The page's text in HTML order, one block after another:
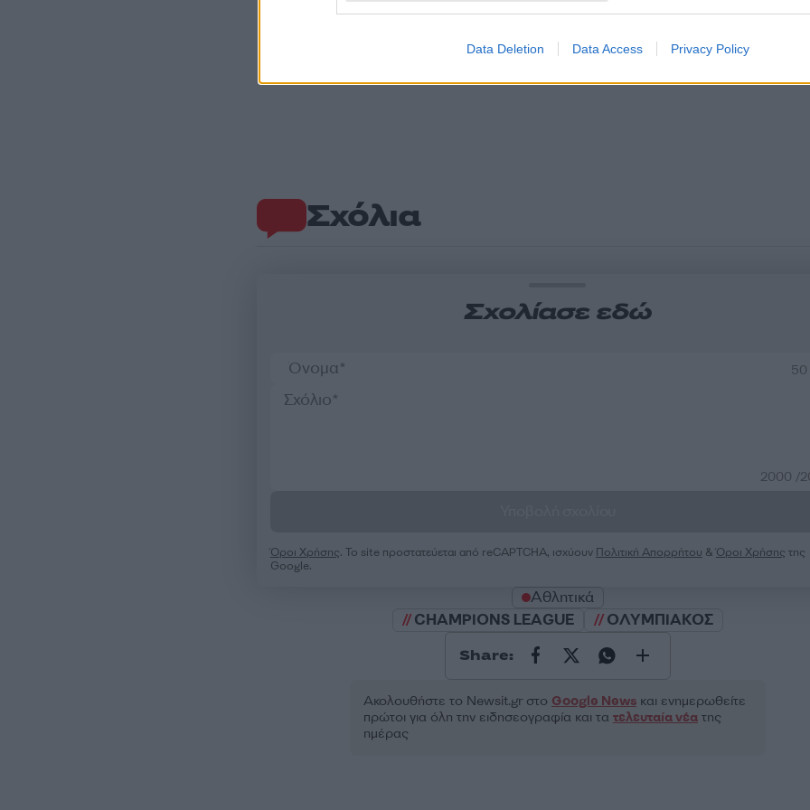
Data Deletion Data Access Privacy Policy
Σχόλια
Σχολίασε εδώ
2000 /
Όροι Χρήσης. Το site προστατεύεται από reCAPTCHA, ισχύουν Πολιτική Απορρήτου &Όροι Χρήσης της
Google.
Αθλητικά
CHAMPIONS LEAGUE
ΟΛΥΜΠΙΑΚΟΣ
Share:
Ακολουθήστε το Νewsit.gr στο Google Newsκαι ενημερωθείτε
πρώτοι για όλη την ειδησεογραφία και τα τελευταία νέατης
ημέρας